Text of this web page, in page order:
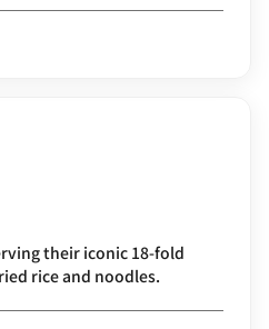
their iconic 18-fold
rice and noodles.